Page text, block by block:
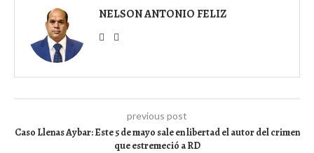
NELSON ANTONIO FELIZ
previous post
Caso Llenas Aybar: Este 5 de mayo sale en libertad el autor del crimen
que estremeció a RD